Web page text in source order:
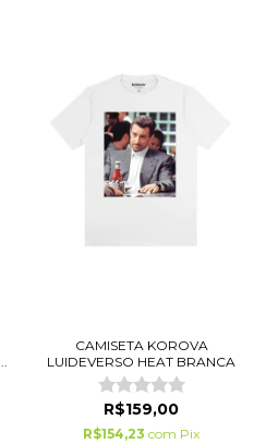
CAMISETA KOROVA
LUIDEVERSO HEAT BRANCA
R$159,00
R$154,23 com Pix